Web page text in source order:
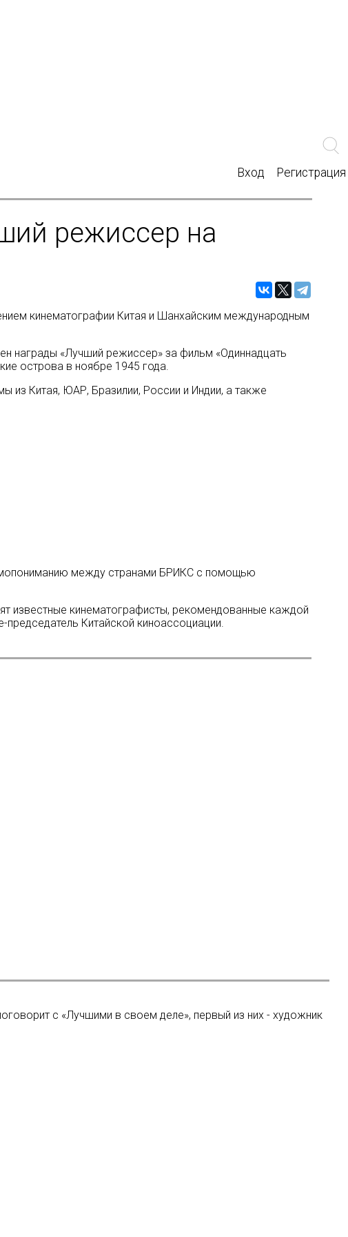
Вход Регистрация
режиссер на
кинематографии Китая и Шанхайским международным
награды «Лучший режиссер» за фильм «Одиннадцать
острова в ноябре 1945 года.
из Китая, ЮАР, Бразилии, России и Индии, а также
между странами БРИКС с помощью
известные кинематографисты, рекомендованные каждой
Китайской киноассоциации.
с «Лучшими в своем деле», первый из них - художник